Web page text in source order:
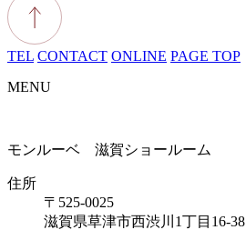
TEL CONTACT ONLINE PAGE TOP
MENU
モンルーベ 滋賀ショールーム
住所
〒525-0025
滋賀県草津市西渋川1丁目16-38